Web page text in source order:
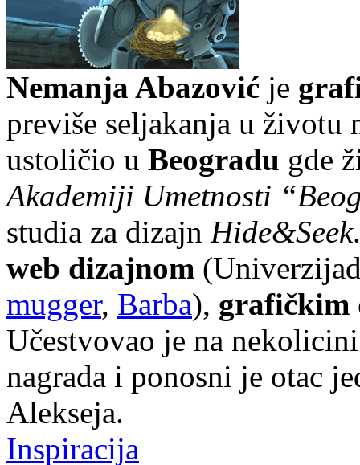
Nemanja Abazović je
previše seljakanja u životu
ustoličio u Beogradu gde
Akademiji Umetnosti
studia za dizajn Hide&Seek
web dizajnom
mugger, Barba), grafičkim
Učestvovao je na
nagrada i ponosni je otac
Alekseja.
Inspiracija